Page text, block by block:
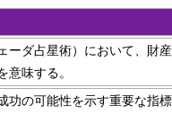
ーダ占星術）において、財
意味する。
功の可能性を示す重要な指